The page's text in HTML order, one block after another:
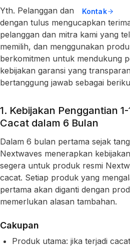
Kontak
Yth. Pelanggan dan Mitra yang
dengan tulus mengucapkan
pelanggan dan mitra kami yang
memilih, dan menggunakan
berkomitmen untuk mendukung
kebijakan garansi yang
bertanggung jawab sebagai
1. Kebijakan Penggantian
Cacat dalam 6 Bulan
Dalam 6 bulan pertama sejak
Nextwaves menerapkan
segera untuk produk resmi
cacat. Setiap produk yang
pertama akan diganti dengan
memerlukan alasan tambahan.
Cakupan
Produk utama: jika terjadi